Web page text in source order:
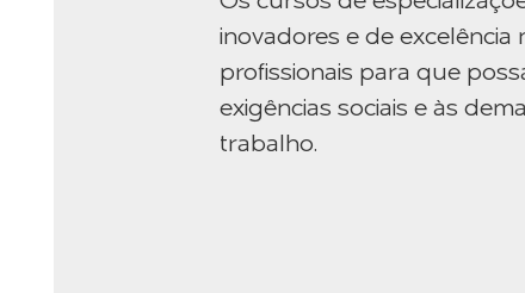
inovadores e de excelência
profissionais para que
exigências sociais e às
trabalho.